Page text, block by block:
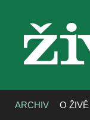
ARCHIV O ŽIVĚ